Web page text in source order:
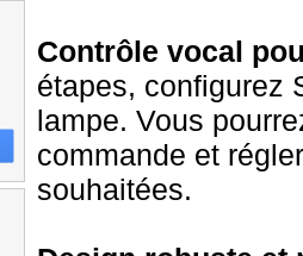
Contrôle vocal
étapes, configurez
lampe. Vous
commande et
souhaitées.